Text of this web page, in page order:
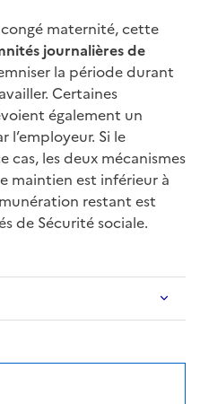
congé maternité, cette
journalières de
la période durant
Certaines
également un
l’employeur. Si le
cas, les deux mécanismes
maintien est inférieur à
restant est
de Sécurité sociale.